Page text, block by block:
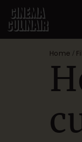
Home /